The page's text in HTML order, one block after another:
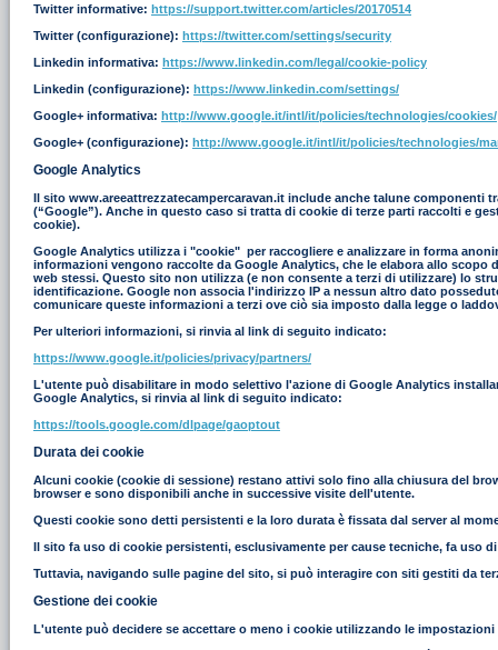
Twitter informative: https://support.twitter.com/articles/20170514
Twitter (configurazione): https://twitter.com/settings/security
Linkedin informativa: https://www.linkedin.com/legal/cookie-policy
Linkedin (configurazione): https://www.linkedin.com/settings/
Google+ informativa: http://www.google.it/intl/it/policies/technologies/cookies/
Google+ (configurazione): http://www.google.it/intl/it/policies/technologies/
Google Analytics
Il sito www.areeattrezzatecampercaravan.it include anche talune
(“Google”). Anche in questo caso si tratta di cookie di terze parti raccolti e
cookie).
Google Analytics utilizza i "cookie" per raccogliere e analizzare in forma
informazioni vengono raccolte da Google Analytics, che le elabora allo
web stessi. Questo sito non utilizza (e non consente a terzi di utilizzare) lo
identificazione. Google non associa l'indirizzo IP a nessun altro dato
comunicare queste informazioni a terzi ove ciò sia imposto dalla legge o
Per ulteriori informazioni, si rinvia al link di seguito indicato:
https://www.google.it/policies/privacy/partners/
L'utente può disabilitare in modo selettivo l'azione di Google Analytics
Google Analytics, si rinvia al link di seguito indicato:
https://tools.google.com/dlpage/gaoptout
Durata dei cookie
Alcuni cookie (cookie di sessione) restano attivi solo fino alla chiusura del
browser e sono disponibili anche in successive visite dell'utente.
Questi cookie sono detti persistenti e la loro durata è fissata dal server al
Il sito fa uso di cookie persistenti, esclusivamente per cause tecniche, fa uso
Tuttavia, navigando sulle pagine del sito, si può interagire con siti gestiti da
Gestione dei cookie
L'utente può decidere se accettare o meno i cookie utilizzando le